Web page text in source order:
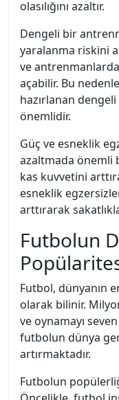
olasılığını azaltır.
Dengeli bir
yaralanma riskini
ve antrenmanlarda
açabilir. Bu
hazırlanan
önemlidir.
Güç ve esneklik
azaltmada önemli
kas kuvvetini
esneklik
arttırarak
Futbolun
Futbol, dünyanın
olarak bilinir.
ve oynamayı
futbolun dünya
artırmaktadır.
Futbolun